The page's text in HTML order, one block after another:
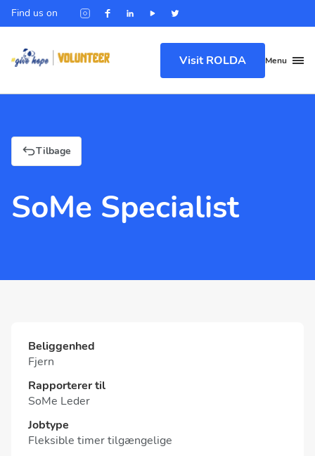
Find us on
Visit ROLDA Menu
Tilbage
SoMe Specialist
Beliggenhed
Fjern
Rapporterer til
SoMe Leder
Jobtype
Fleksible timer tilgængelige